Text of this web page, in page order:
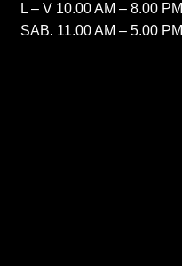
L – V 10.00 AM – 8.00 PM
SAB. 11.00 AM – 5.00 PM